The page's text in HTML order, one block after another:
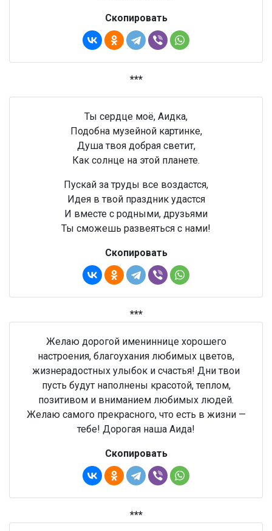
Скопировать
***
Ты сердце моё, Аидка,
Подобна музейной картинке,
Душа твоя добрая светит,
Как солнце на этой планете.
Пускай за труды все воздастся,
Идея в твой праздник удастся
И вместе с родными, друзьями
Ты сможешь развеяться с нами!
Скопировать
***
Желаю дорогой имениннице хорошего
настроения, благоухания любимых цветов,
жизнерадостных улыбок и счастья! Дни твои
пусть будут наполнены красотой, теплом,
позитивом и вниманием любимых людей.
Желаю самого прекрасного, что есть в жизни —
тебе! Дорогая наша Аида!
Скопировать
***